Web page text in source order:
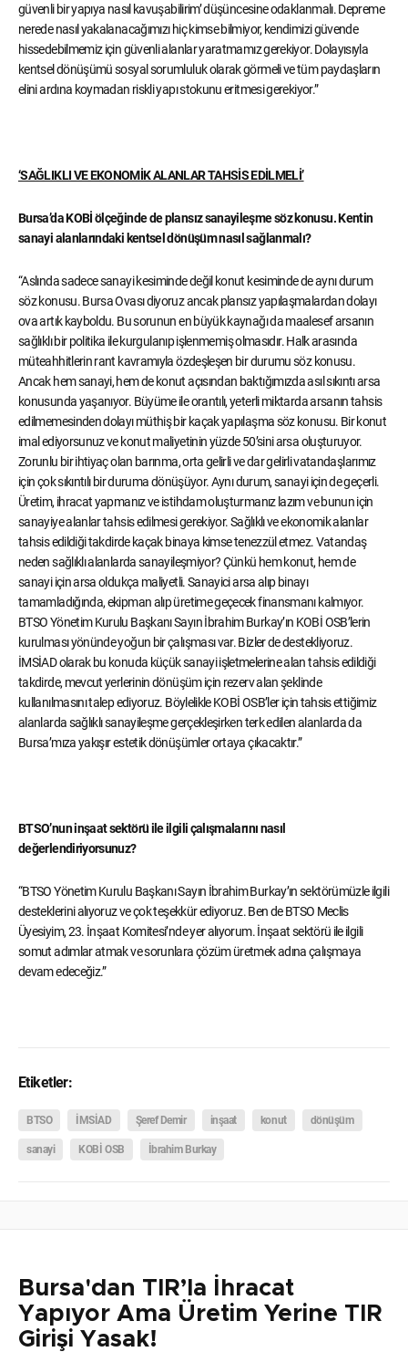
güvenli bir yapıya nasıl kavuşabilirim’ düşüncesine odaklanmalı. Depreme
nerede nasıl yakalanacağımızı hiç kimse bilmiyor, kendimizi güvende
hissedebilmemiz için güvenli alanlar yaratmamız gerekiyor. Dolayısıyla
kentsel dönüşümü sosyal sorumluluk olarak görmeli ve tüm paydaşların
elini ardına koymadan riskli yapı stokunu eritmesi gerekiyor.”
‘SAĞLIKLI VE EKONOMİK ALANLAR TAHSİS EDİLMELİ’
Bursa’da KOBİ ölçeğinde de plansız sanayileşme söz konusu. Kentin
sanayi alanlarındaki kentsel dönüşüm nasıl sağlanmalı?
“Aslında sadece sanayi kesiminde değil konut kesiminde de aynı durum
söz konusu. Bursa Ovası diyoruz ancak plansız yapılaşmalardan dolayı
ova artık kayboldu. Bu sorunun en büyük kaynağı da maalesef arsanın
sağlıklı bir politika ile kurgulanıp işlenmemiş olmasıdır. Halk arasında
müteahhitlerin rant kavramıyla özdeşleşen bir durumu söz konusu.
Ancak hem sanayi, hem de konut açısından baktığımızda asıl sıkıntı arsa
konusunda yaşanıyor. Büyüme ile orantılı, yeterli miktarda arsanın tahsis
edilmemesinden dolayı müthiş bir kaçak yapılaşma söz konusu. Bir konut
imal ediyorsunuz ve konut maliyetinin yüzde 50’sini arsa oluşturuyor.
Zorunlu bir ihtiyaç olan barınma, orta gelirli ve dar gelirli vatandaşlarımız
için çok sıkıntılı bir duruma dönüşüyor. Aynı durum, sanayi için de geçerli.
Üretim, ihracat yapmanız ve istihdam oluşturmanız lazım ve bunun için
sanayiye alanlar tahsis edilmesi gerekiyor. Sağlıklı ve ekonomik alanlar
tahsis edildiği takdirde kaçak binaya kimse tenezzül etmez. Vatandaş
neden sağlıklı alanlarda sanayileşmiyor? Çünkü hem konut, hem de
sanayi için arsa oldukça maliyetli. Sanayici arsa alıp binayı
tamamladığında, ekipman alıp üretime geçecek finansmanı kalmıyor.
BTSO Yönetim Kurulu Başkanı Sayın İbrahim Burkay’ın KOBİ OSB’lerin
kurulması yönünde yoğun bir çalışması var. Bizler de destekliyoruz.
İMSİAD olarak bu konuda küçük sanayi işletmelerine alan tahsis edildiği
takdirde, mevcut yerlerinin dönüşüm için rezerv alan şeklinde
kullanılmasını talep ediyoruz. Böylelikle KOBİ OSB’ler için tahsis ettiğimiz
alanlarda sağlıklı sanayileşme gerçekleşirken terk edilen alanlarda da
Bursa’mıza yakışır estetik dönüşümler ortaya çıkacaktır.”
BTSO’nun inşaat sektörü ile ilgili çalışmalarını nasıl
değerlendiriyorsunuz?
“BTSO Yönetim Kurulu Başkanı Sayın İbrahim Burkay’ın sektörümüzle ilgili
desteklerini alıyoruz ve çok teşekkür ediyoruz. Ben de BTSO Meclis
Üyesiyim, 23. İnşaat Komitesi’nde yer alıyorum. İnşaat sektörü ile ilgili
somut adımlar atmak ve sorunlara çözüm üretmek adına çalışmaya
devam edeceğiz.”
Etiketler:
BTSO İMSİAD Şeref Demir inşaat konut dönüşüm
sanayi KOBİ OSB İbrahim Burkay
Bursa'dan TIR’la İhracat
Yapıyor Ama Üretim Yerine TIR
Girişi Yasak!